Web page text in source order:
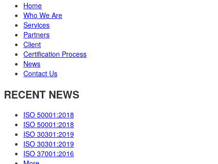
Home
Who We Are
Services
Partners
Client
Certification Process
News
Contact Us
RECENT NEWS
ISO 50001:2018
ISO 50001:2018
ISO 30301:2019
ISO 30301:2019
ISO 37001:2016